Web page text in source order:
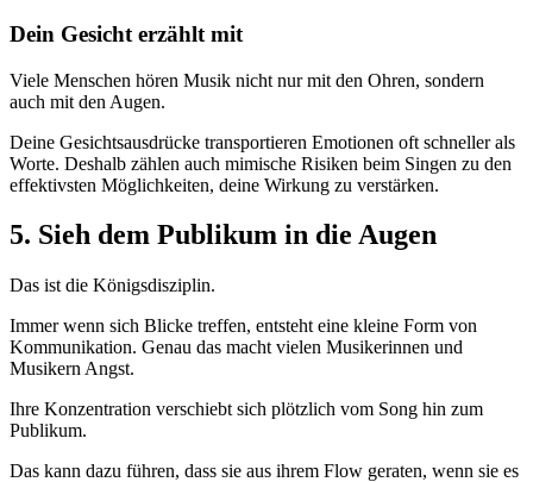
Dein Gesicht erzählt mit
Viele Menschen hören Musik nicht nur mit den Ohren, sondern
auch mit den Augen.
Deine Gesichtsausdrücke transportieren Emotionen oft schneller als
Worte. Deshalb zählen auch mimische Risiken beim Singen zu den
effektivsten Möglichkeiten, deine Wirkung zu verstärken.
5. Sieh dem Publikum in die Augen
Das ist die Königsdisziplin.
Immer wenn sich Blicke treffen, entsteht eine kleine Form von
Kommunikation. Genau das macht vielen Musikerinnen und
Musikern Angst.
Ihre Konzentration verschiebt sich plötzlich vom Song hin zum
Publikum.
Das kann dazu führen, dass sie aus ihrem Flow geraten, wenn sie es